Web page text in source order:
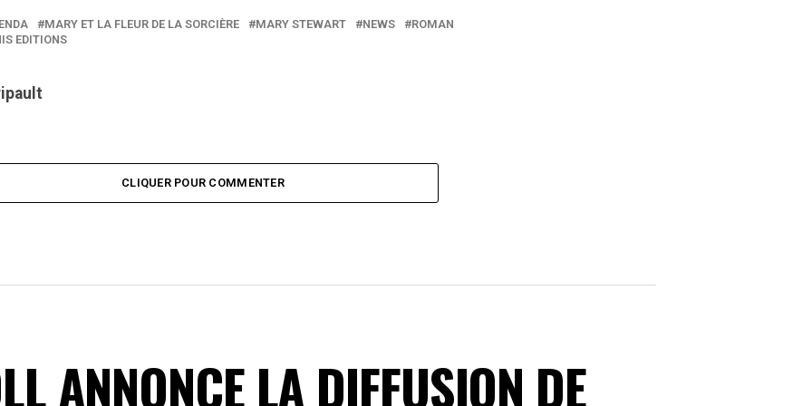
MARY ET LA FLEUR DE LA SORCIÈRE MARY STEWART NEWS
ROMAN
EDITIONS
CLIQUER POUR COMMENTER
ANNONCE LA DIFFUSION DE